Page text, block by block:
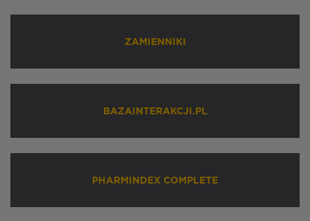
ZAMIENNIKI
BAZAINTERAKCJI.PL
PHARMINDEX COMPLETE